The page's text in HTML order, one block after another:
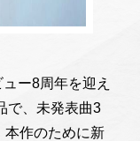
ー8周年を迎え
で、未発表曲3
本作のために新